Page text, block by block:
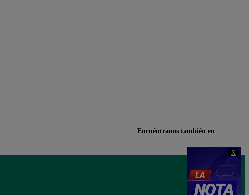
X
Encuéntranos también en